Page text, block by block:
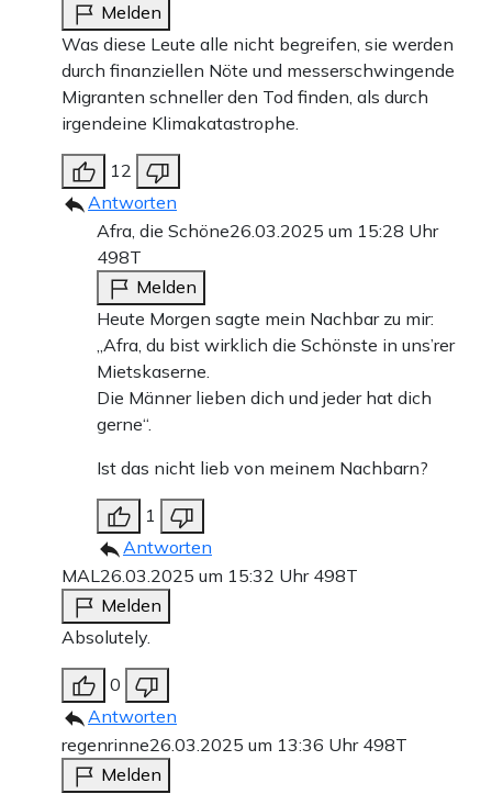
Melden
Was diese Leute alle nicht begreifen, sie werden
durch finanziellen Nöte und messerschwingende
Migranten schneller den Tod finden, als durch
irgendeine Klimakatastrophe.
12
Antworten
Afra, die Schöne26.03.2025 um 15:28 Uhr
498T
Melden
Heute Morgen sagte mein Nachbar zu mir:
„Afra, du bist wirklich die Schönste in uns’rer
Mietskaserne.
Die Männer lieben dich und jeder hat dich
gerne“.
Ist das nicht lieb von meinem Nachbarn?
1
Antworten
MAL26.03.2025 um 15:32 Uhr 498T
Melden
Absolutely.
0
Antworten
regenrinne26.03.2025 um 13:36 Uhr 498T
Melden